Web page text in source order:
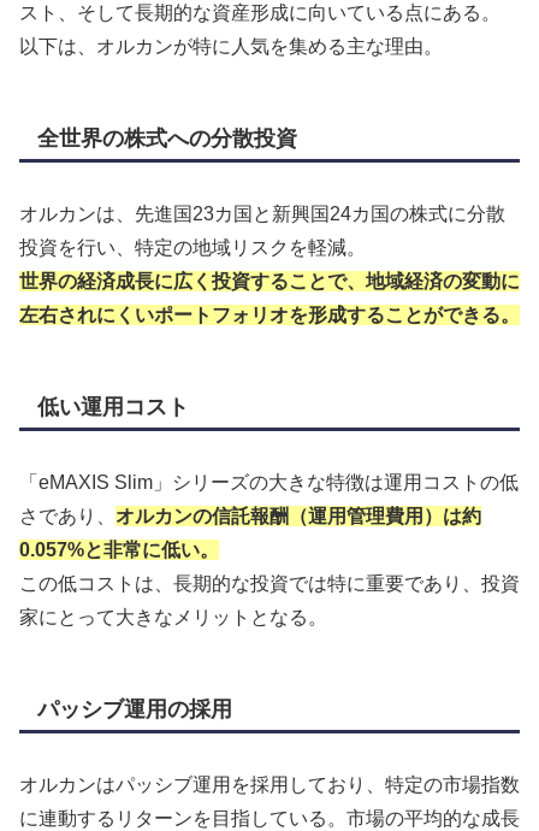
スト、そして長期的な資産形成に向いている点にある。
以下は、オルカンが特に人気を集める主な理由。
全世界の株式への分散投資
オルカンは、先進国23カ国と新興国24カ国の株式に分散
投資を行い、特定の地域リスクを軽減。
世界の経済成長に広く投資することで、地域経済の変動に
左右されにくいポートフォリオを形成することができる。
低い運用コスト
「eMAXIS Slim」シリーズの大きな特徴は運用コストの低
さであり、 オルカンの信託報酬（運用管理費用）は約
0.057%と非常に低い。
この低コストは、長期的な投資では特に重要であり、投資
家にとって大きなメリットとなる。
パッシブ運用の採用
オルカンはパッシブ運用を採用しており、特定の市場指数
に連動するリターンを目指している。市場の平均的な成長